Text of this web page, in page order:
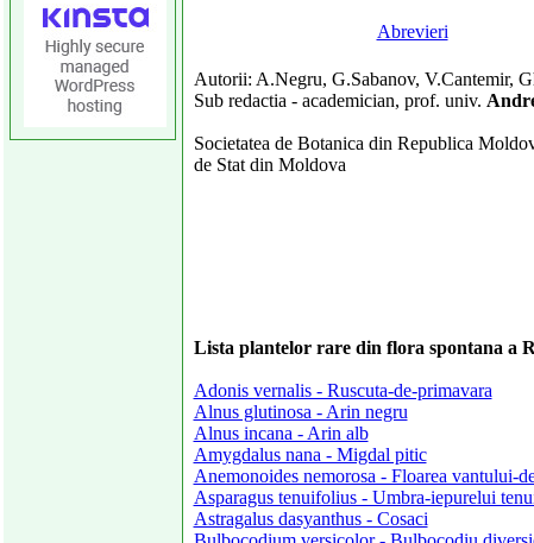
Abrevieri
Autorii: A.Negru, G.Sabanov, V.Cantemir,
Sub redactia - academician, prof. univ.
Societatea de Botanica din Republica
de Stat din Moldova
Lista plantelor rare din flora spontana a
Adonis vernalis - Ruscuta-de-primavara
Alnus glutinosa - Arin negru
Alnus incana - Arin alb
Amygdalus nana - Migdal pitic
Anemonoides nemorosa - Floarea vantului-
Asparagus tenuifolius - Umbra-iepurelui
Astragalus dasyanthus - Cosaci